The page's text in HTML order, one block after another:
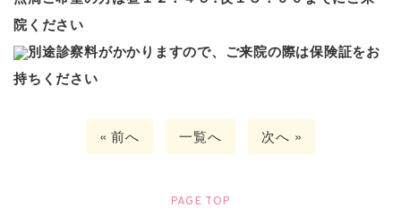
院ください
別途診察料がかかりますので、ご来院の際は保険証をお
持ちください
« 前へ 一覧へ 次へ »
PAGE TOP